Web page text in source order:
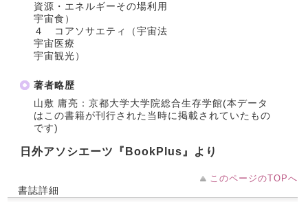
資源・エネルギーその場利用
宇宙食）
４ コアソサエティ（宇宙法
宇宙医療
宇宙観光）
著者略歴
山敷 庸亮：京都大学大学院総合生存学館(本データ
はこの書籍が刊行された当時に掲載されていたもの
です)
日外アソシエーツ『BookPlus』より
このページのTOPへ
書誌詳細